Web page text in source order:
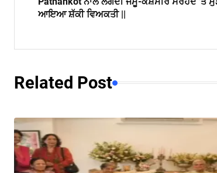
ਆਇਆ ਸ਼ੱਕੀ ਵਿਅਕਤੀ ||
Related Post